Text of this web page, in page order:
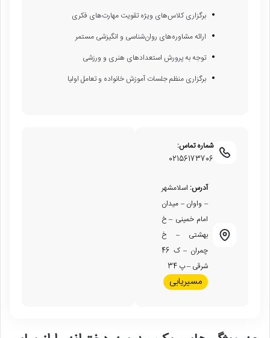
برگزاری کلاس‌های ویژه تقویت مهارت‌های فکری
ارائه مشاوره‌های روان‌شناسی و انگیزشی مستمر
توجه به پرورش استعدادهای هنری و ورزشی
برگزاری منظم جلسات آموزش خانواده و تعامل اولیا
شماره تماس:
02156173706
آدرس: اسلامشهر
– واوان – میدان
امام خمینی – خ
بهشتی – خ
چمران – ک 46
شرقی – پ 34
مسیریابی